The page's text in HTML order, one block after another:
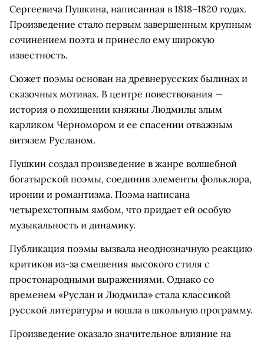
Сергеевича Пушкина, написанная в 1818–1820 годах.
Произведение стало первым завершенным крупным
сочинением поэта и принесло ему широкую
известность.
Сюжет поэмы основан на древнерусских былинах и
сказочных мотивах. В центре повествования —
история о похищении княжны Людмилы злым
карликом Черномором и ее спасении отважным
витязем Русланом.
Пушкин создал произведение в жанре волшебной
богатырской поэмы, соединив элементы фольклора,
иронии и романтизма. Поэма написана
четырехстопным ямбом, что придает ей особую
музыкальность и динамику.
Публикация поэмы вызвала неоднозначную реакцию
критиков из-за смешения высокого стиля с
простонародными выражениями. Однако со
временем «Руслан и Людмила» стала классикой
русской литературы и вошла в школьную программу.
Произведение оказало значительное влияние на